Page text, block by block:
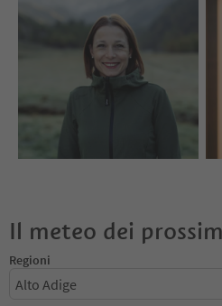
Il meteo dei
Regioni
Alto Adige